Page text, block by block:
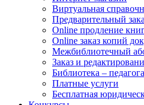
Виртуальная
Предварительный
Online продление
Online заказ копий
Межбиблиотечный
Заказ и
Библиотека –
Платные услуги
Бесплатная